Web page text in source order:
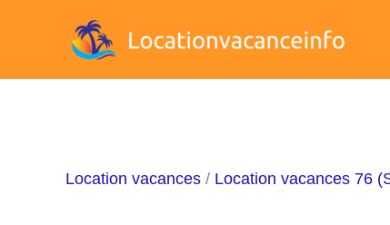
Location vacances / Location vacances 76